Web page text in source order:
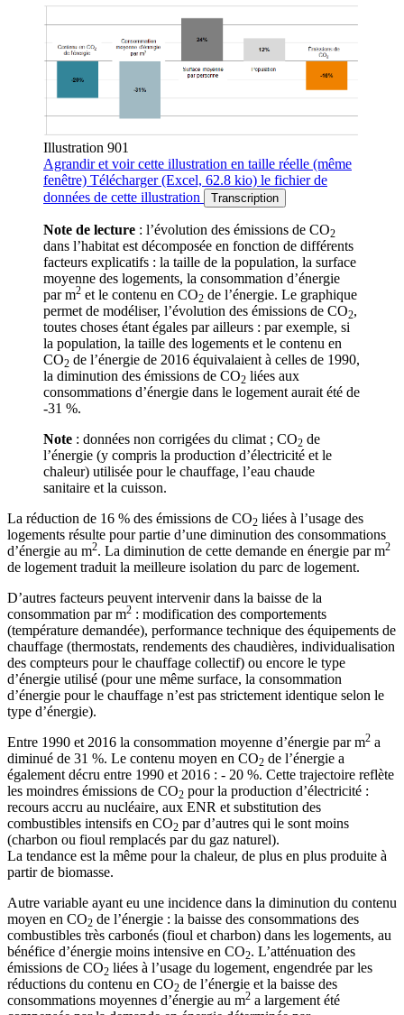
Illustration 901
Agrandiret voir cette illustration en taille réelle (même
fenêtre) Télécharger(Excel, 62.8 kio) le fichier de
données de cette illustration
Transcription
Note de lecture : l’évolution des émissions de CO2
dans l’habitat est décomposée en fonction de différents
facteurs explicatifs : la taille de la population, la surface
moyenne des logements, la consommation d’énergie
par m2 et le contenu en CO2 de l’énergie. Le graphique
permet de modéliser, l’évolution des émissions de CO2,
toutes choses étant égales par ailleurs : par exemple, si
la population, la taille des logements et le contenu en
CO2 de l’énergie de 2016 équivalaient à celles de 1990,
la diminution des émissions de CO2 liées aux
consommations d’énergie dans le logement aurait été de
-31 %.
Note : données non corrigées du climat ; CO2 de
l’énergie (y compris la production d’électricité et le
chaleur) utilisée pour le chauffage, l’eau chaude
sanitaire et la cuisson.
La réduction de 16 % des émissions de CO2 liées à l’usage des
logements résulte pour partie d’une diminution des consommations
d’énergie au m2. La diminution de cette demande en énergie par m2
de logement traduit la meilleure isolation du parc de logement.
D’autres facteurs peuvent intervenir dans la baisse de la
consommation par m2 : modification des comportements
(température demandée), performance technique des équipements de
chauffage (thermostats, rendements des chaudières, individualisation
des compteurs pour le chauffage collectif) ou encore le type
d’énergie utilisé (pour une même surface, la consommation
d’énergie pour le chauffage n’est pas strictement identique selon le
type d’énergie).
Entre 1990 et 2016 la consommation moyenne d’énergie par m2 a
diminué de 31 %. Le contenu moyen en CO2 de l’énergie a
également décru entre 1990 et 2016 : - 20 %. Cette trajectoire reflète
les moindres émissions de CO2 pour la production d’électricité :
recours accru au nucléaire, aux ENR et substitution des
combustibles intensifs en CO2 par d’autres qui le sont moins
(charbon ou fioul remplacés par du gaz naturel).
La tendance est la même pour la chaleur, de plus en plus produite à
partir de biomasse.
Autre variable ayant eu une incidence dans la diminution du contenu
moyen en CO2 de l’énergie : la baisse des consommations des
combustibles très carbonés (fioul et charbon) dans les logements, au
bénéfice d’énergie moins intensive en CO2. L’atténuation des
émissions de CO2 liées à l’usage du logement, engendrée par les
réductions du contenu en CO2 de l’énergie et la baisse des
consommations moyennes d’énergie au m2 a largement été